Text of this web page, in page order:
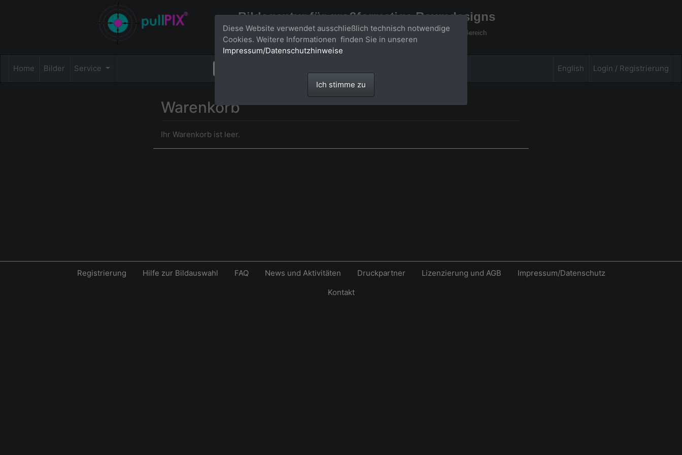
Bildagentur für großformatige Raumdesigns
Großformatige Bilder - über 100 Meter große 'largeformat' Fotos im Gigapixel Bereich
Home Bilder Service English Login / Registrierung
Warenkorb
Ihr Warenkorb ist leer.
Diese Website verwendet ausschließlich technisch notwendige
Cookies. Weitere Informationen finden Sie in unseren
Impressum/Datenschutzhinweise
Ich stimme zu
Registrierung Hilfe zur Bildauswahl FAQ News und Aktivitäten Druckpartner Lizenzierung und AGB
Impressum/Datenschutz
Kontakt